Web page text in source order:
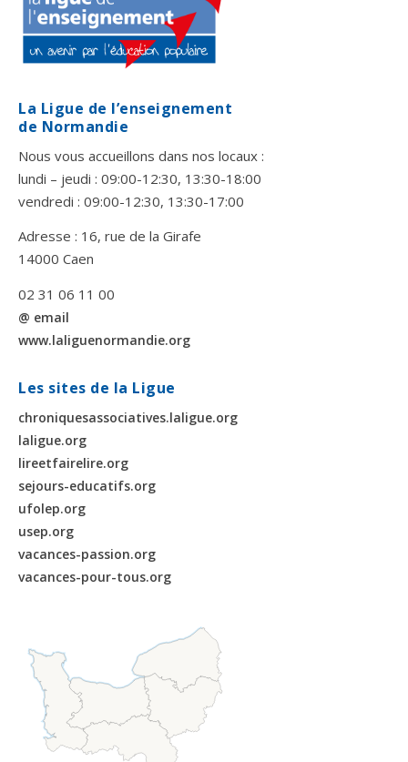
La Ligue de l’enseignement
de Normandie
Nous vous accueillons dans nos locaux :
lundi – jeudi : 09:00-12:30, 13:30-18:00
vendredi : 09:00-12:30, 13:30-17:00
Adresse : 16, rue de la Girafe
14000 Caen
02 31 06 11 00
@ email
www.laliguenormandie.org
Les sites de la Ligue
chroniquesassociatives.laligue.org
laligue.org
lireetfairelire.org
sejours-educatifs.org
ufolep.org
usep.org
vacances-passion.org
vacances-pour-tous.org